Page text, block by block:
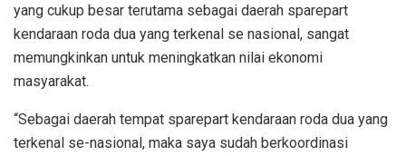
yang cukup besar terutama sebagai daerah sparepart
kendaraan roda dua yang terkenal se nasional, sangat
memungkinkan untuk meningkatkan nilai ekonomi
masyarakat.
“Sebagai daerah tempat sparepart kendaraan roda dua yang
terkenal se-nasional, maka saya sudah berkoordinasi